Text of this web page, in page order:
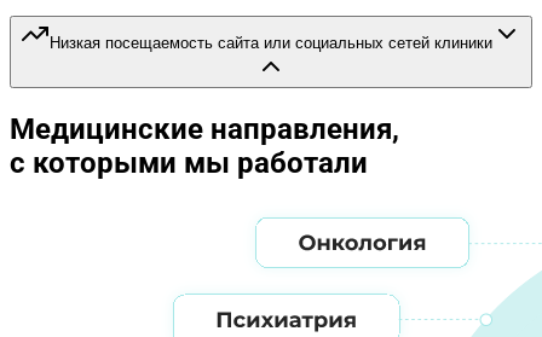
Низкая посещаемость сайта или социальных сетей клиники
Медицинские направления,
с которыми мы работали